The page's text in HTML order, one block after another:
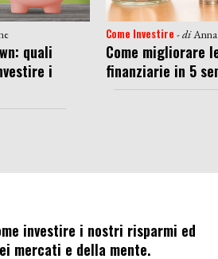
quali
i
Come Investire - di
Come migliorare
finanziarie in 5
investire i nostri risparmi ed
mercati e della mente.